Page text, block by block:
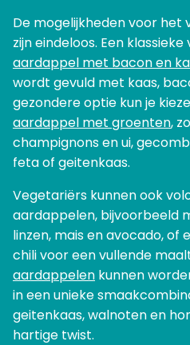
De mogelijkheden voor het
zijn eindeloos. Een
aardappel met bacon en
wordt gevuld met kaas,
gezondere optie kun je
aardappel met groenten,
champignons en ui,
feta of geitenkaas.
Vegetariërs kunnen ook
aardappelen, bijvoorbeeld
linzen, mais en avocado,
chili voor een vullende
aardappelen kunnen
in een unieke
geitenkaas, walnoten en
hartige twist.